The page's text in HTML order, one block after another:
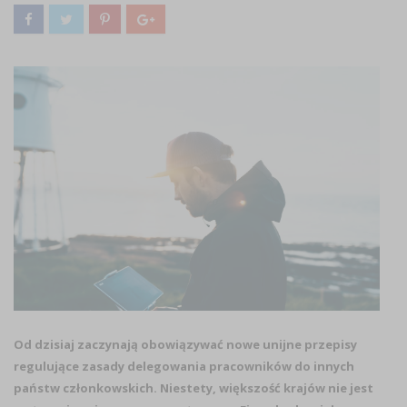
Od dzisiaj zaczynają obowiązywać nowe unijne przepisy
regulujące zasady delegowania pracowników do innych
państw członkowskich. Niestety, większość krajów nie jest